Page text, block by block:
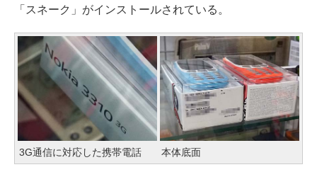
「スネーク」がインストールされている。
3G通信に対応した携帯電話 本体底面